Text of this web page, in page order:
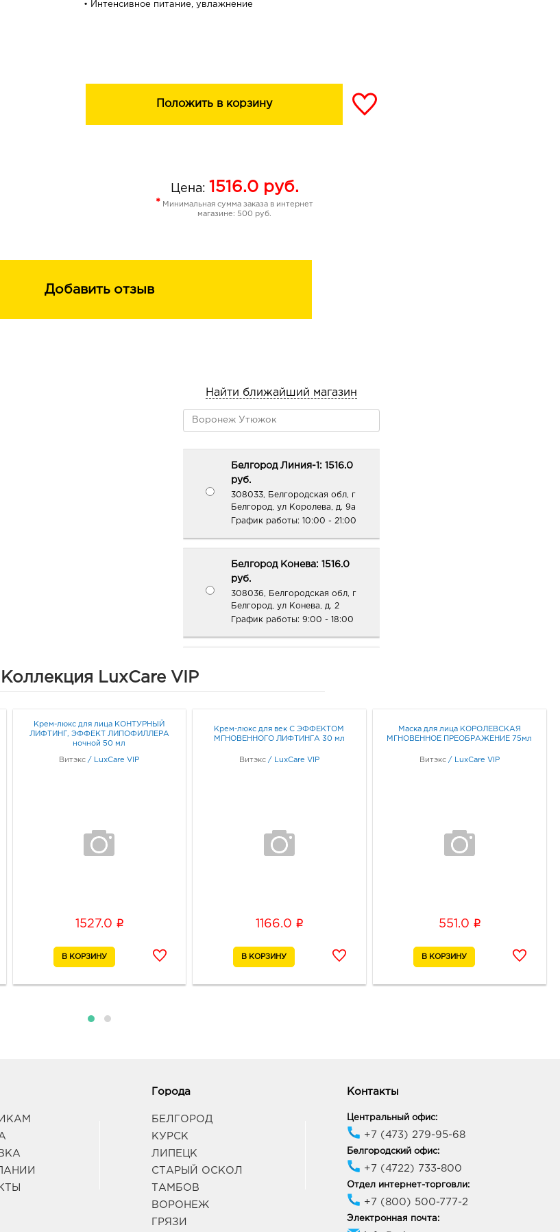
• Интенсивное питание, увлажнение
Откройте для себя необыкновенно богатую, насыщенную
формулу и роскошную шелковистую текстуру крема,
эпидермиса и быстро делает кожу визуально моложе:
разглаживает, подтягивает, освежает, придает сияние
ЛИФТИНГ-КОМПЛЕКС оказывает мгновенный и длительный
подбородка, уменьшая дряблость и провисание.
Повышает упругость и плотность кожи, обеспечивает
лифтинг-эффект, скульптурирует овал лица, сокращает
АДЕНОЗИН – антивозрастной компонент нового поколения –
активизирует выработку собственного коллагена и эластина,
гиперпигментацию, осветляет и выравнивает тон кожи.
АСТАКСАНТИН – один из самых мощных антивозрастных
антиоксидантов – защищает кожу от окислительного стресса,
вызванного свободными радикалами.
Астаксантин помогает сделать кожу упругой и подтянутой,
OMEGA-ЛИПИДНЫЙ КОМПЛЕКС, включающий в себя
ценнейшие масла, витамин Е, эмоленты и сквалан,
защищают кожу от пигментации и фотостарения.
Положить в корзину
Цена: 1516.0руб.
* Минимальная сумма заказа в интернет
магазине: 500 руб.
Добавить отзыв
Найти ближайший магазин
Белгород Линия-1: 1516.0
руб.
308033, Белгородская обл, г
Белгород, ул Королева, д. 9а
График работы: 10:00 - 21:00
Белгород Конева: 1516.0
руб.
308036, Белгородская обл, г
Белгород, ул Конева, д. 2
График работы: 9:00 - 18:00
308009, Белгородская обл, г
График работы:9:00 - 20:00
График работы:
График работы:10:00 - 20:00
Воронеж Атмосфера: 1516.0
руб.
Воронеж, ул 20-летия Октября,
10:00 - 21:00
Воронеж Аксиома: 1516.0
394088, Воронежская обл, г
Коллекция LuxCare VIP
Крем-люкс для лица КОНТУРНЫЙ
ЛИФТИНГ, ЭФФЕКТ ЛИПОФИЛЛЕРА
ночной 50 мл
Витэкс / LuxCare VIP
1527.0 i
Крем-люкс для век С ЭФФЕКТОМ
МГНОВЕННОГО ЛИФТИНГА 30 мл
Витэкс / LuxCare VIP
1166.0 i
Маска для лица КОРОЛЕВСКАЯ
МГНОВЕННОЕ ПРЕОБРАЖЕНИЕ 75мл
Витэкс / LuxCare VIP
551.0 i
Города
БЕЛГОРОД
КУРСК
ЛИПЕЦК
СТАРЫЙ ОСКОЛ
ТАМБОВ
ВОРОНЕЖ
ГРЯЗИ
Контакты
Центральный офис:
+7 (473) 279-95-68
Белгородский офис:
+7 (4722) 733-800
Отдел интернет-торговли:
+7 (800) 500-777-2
Электронная почта: